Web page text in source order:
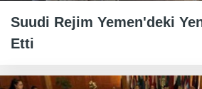
Suudi Rejim Yemen'deki
Etti